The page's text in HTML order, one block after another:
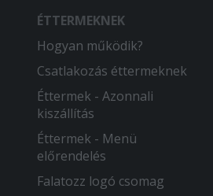
ÉTTERMEKNEK
Hogyan működik?
Csatlakozás éttermeknek
Éttermek - Azonnali
kiszállítás
Éttermek - Menü
előrendelés
Falatozz logó csomag